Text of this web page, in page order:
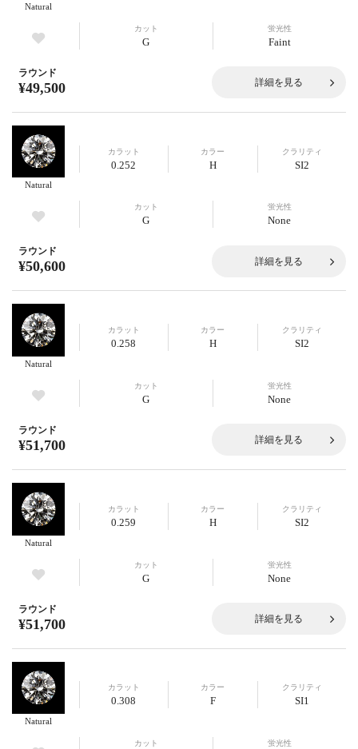
Natural
カット
G
蛍光性
Faint
ラウンド
¥49,500 詳細を見る
Natural
カラット
0.252
カラー
H
クラリティ
SI2
カット
G
蛍光性
None
ラウンド
¥50,600 詳細を見る
Natural
カラット
0.258
カラー
H
クラリティ
SI2
カット
G
蛍光性
None
ラウンド
¥51,700 詳細を見る
Natural
カラット
0.259
カラー
H
クラリティ
SI2
カット
G
蛍光性
None
ラウンド
¥51,700 詳細を見る
Natural
カラット
0.308
カラー
F
クラリティ
SI1
カット 蛍光性